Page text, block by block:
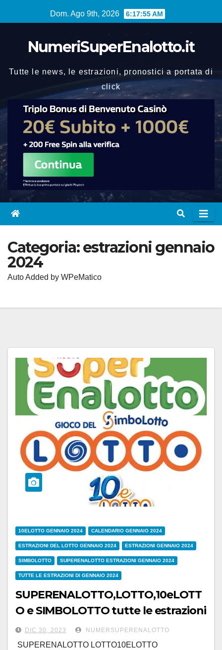
al
Dom. Ago 9th, 2026 6:17:56 AM
NumeriSuperEnalotto.it
Tutte le news, le estrazioni, pronostici a portata di
click
Categoria:estrazioni gennaio
2024
Auto Added by WPeMatico
10ELOTTO GENNAIO 2024 CALENDARIO GENNAIO 2024
ESTRAZIONI DEL LOTTO GENNAIO 2024 ESTRAZIONI GENNAIO 2024
SIMBOLOTTO SUPERENALOTTO ESTRAZIONI GENNAIO 2024
TUTTE LE ESTRAZIONI DI GENNAIO 2024
SUPERENALOTTO,LOTTO,10eLOTT
O e SIMBOLOTTO tutte le estrazioni
di GENNAIO 2024
DIC 30, 2023 NUMERSUPERENALOTTO
SUPERENALOTTO LOTTO10ELOTTO